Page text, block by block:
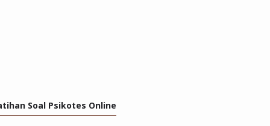
Soal Psikotes Online